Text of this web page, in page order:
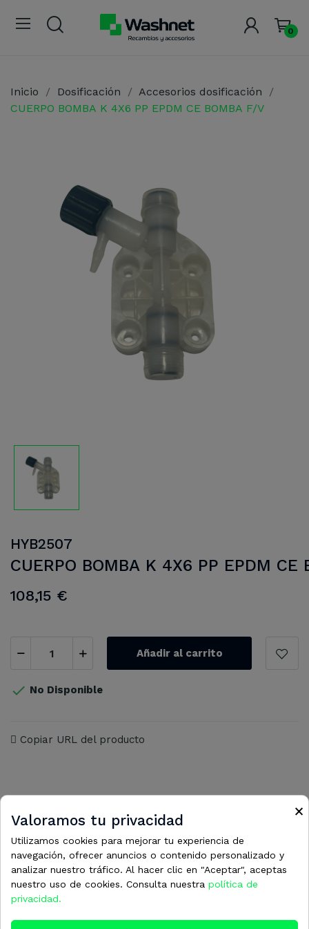
0
Inicio Dosificación
Accesorios dosificación
CUERPO BOMBA K 4X6 PP EPDM CE BOMBA F/V
HYB2507
CUERPO BOMBA K 4X6 PP EPDM CE
108,15 €
Añadir al carrito
 No Disponible
Copiar URL del producto
16 otros productos en la misma
categoría:
×
Valoramos tu privacidad
Utilizamos cookies para mejorar tu experiencia de
navegación, ofrecer anuncios o contenido personalizado y
analizar nuestro tráfico. Al hacer clic en "Aceptar", aceptas
nuestro uso de cookies. Consulta nuestra política de
privacidad.